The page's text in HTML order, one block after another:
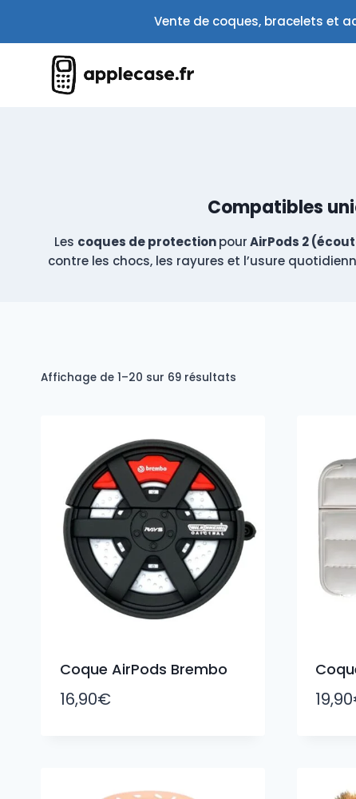
contenu
Vente de coques, bracelets et
Compatibles
Les coques de protectionpourAirPods 2
contre les chocs, les rayures et l’usure
Affichage de 1–20 sur 69 résultats
plus
ancien
Coque AirPods Brembo
16,90€ 19,90